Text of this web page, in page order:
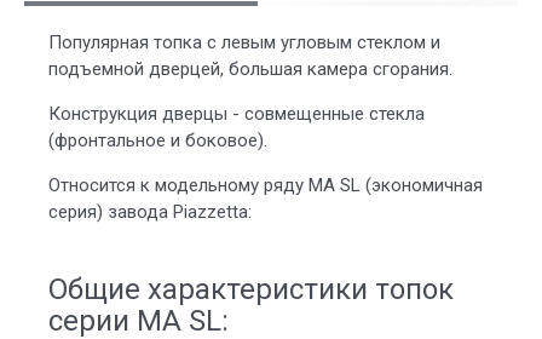
Популярная топка с левым угловым стеклом и
подъемной дверцей, большая камера сгорания.
Конструкция дверцы - совмещенные стекла
(фронтальное и боковое).
Относится к модельному ряду MA SL (экономичная
серия) завода Piazzetta:
Общие характеристики топок
серии MA SL: